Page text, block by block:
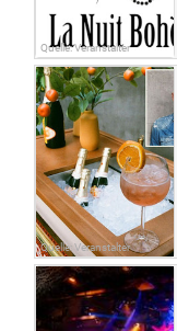
Quelle: Veranstalter
Quelle: Veranstalter